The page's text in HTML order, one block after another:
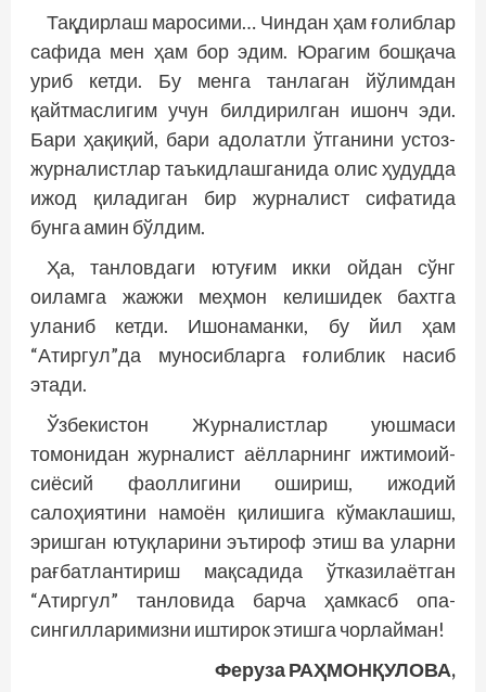
Тақдирлаш маросими… Чиндан ҳам ғолиблар
сафида мен ҳам бор эдим. Юрагим бош­қача
уриб кетди. Бу менга танлаган йўлимдан
қайтмаслигим учун билдирилган ишонч эди.
Бари ҳақиқий, бари адолатли ўтганини устоз-
журналистлар таъкидлашганида олис ҳудудда
ижод қиладиган бир журналист сифатида
бунга амин бўлдим.
Ҳа, танловдаги ютуғим икки ойдан сўнг
оиламга жажжи меҳмон келишидек бахтга
уланиб кетди. Ишонаманки, бу йил ҳам
“Атиргул”да муносибларга ғолиблик насиб
этади.
Ўзбекистон Журналистлар уюшмаси
томонидан журналист аёлларнинг ижтимоий-
сиёсий фаоллигини ошириш, ижодий
салоҳиятини намоён қилишига кўмаклашиш,
эришган ютуқларини эътироф этиш ва уларни
рағбатлантириш мақсадида ўтказилаётган
“Атиргул” танловида барча ҳамкасб опа-
сингилларимизни иштирок этишга чорлайман!
Феруза РАҲМОНҚУЛОВА,